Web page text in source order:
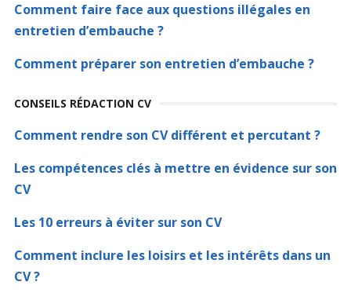
Comment faire face aux questions illégales en
entretien d’embauche ?
Comment préparer son entretien d’embauche ?
CONSEILS RÉDACTION CV
Comment rendre son CV différent et percutant ?
Les compétences clés à mettre en évidence sur son
CV
Les 10 erreurs à éviter sur son CV
Comment inclure les loisirs et les intérêts dans un
CV ?